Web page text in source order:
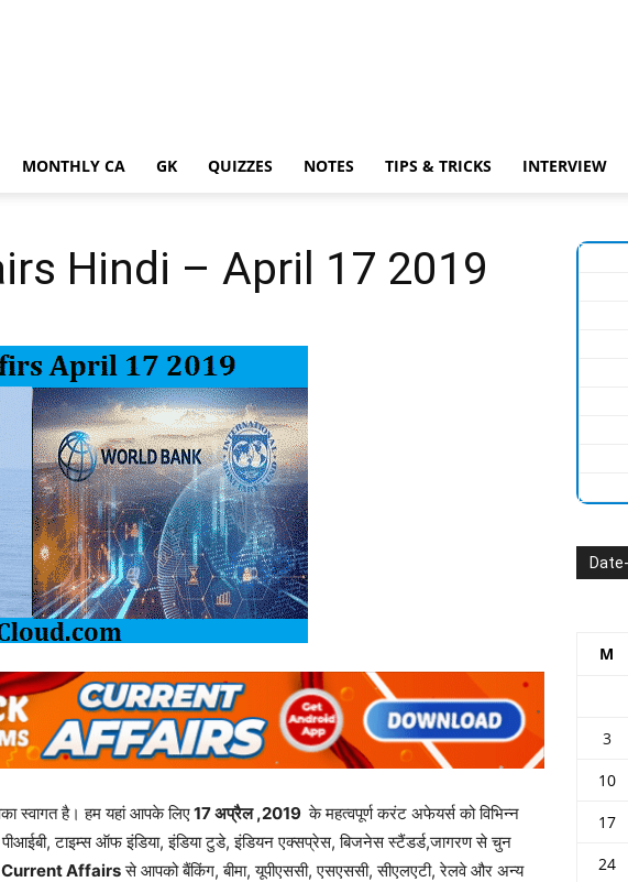
MONTHLY CA GK QUIZZES NOTES TIPS & TRICKS INTERVIEW
Hindi – April 17 2019
स्वागत है। हम यहां आपके लिए17 अप्रैल ,2019 के महत्वपूर्ण करंट अफेयर्स को विभिन्न
टाइम्स ऑफ इंडिया, इंडिया टुडे, इंडियन एक्सप्रेस, बिजनेस स्टैंडर्ड,जागरण से चुन
Current Affairsसे आपको बैंकिंग, बीमा, यूपीएससी, एसएससी, सीएलएटी, रेलवे और अन्य
M
3
10
17
24